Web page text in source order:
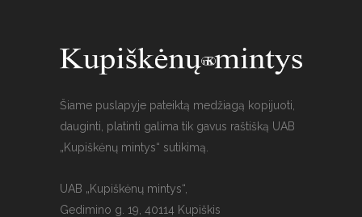
Šiame puslapyje pateiktą medžiagą kopijuoti,
dauginti, platinti galima tik gavus raštišką UAB
„Kupiškėnų mintys“ sutikimą.
UAB „Kupiškėnų mintys“,
Gedimino g. 19, 40114 Kupiškis